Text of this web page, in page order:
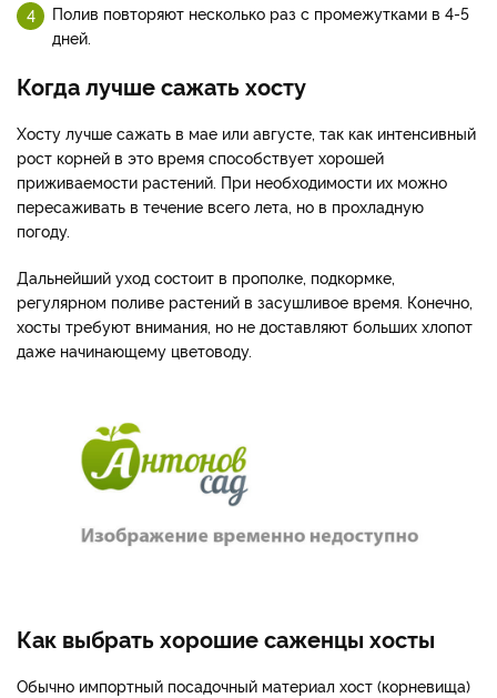
Полив повторяют несколько раз с промежутками в 4-5
дней.
Когда лучше сажать хосту
Хосту лучше сажать в мае или августе, так как интенсивный
рост корней в это время способствует хорошей
приживаемости растений. При необходимости их можно
пересаживать в течение всего лета, но в прохладную
погоду.
Дальнейший уход состоит в прополке, подкормке,
регулярном поливе растений в засушливое время. Конечно,
хосты требуют внимания, но не доставляют больших хлопот
даже начинающему цветоводу.
Как выбрать хорошие саженцы хосты
Обычно импортный посадочный материал хост (корневища)